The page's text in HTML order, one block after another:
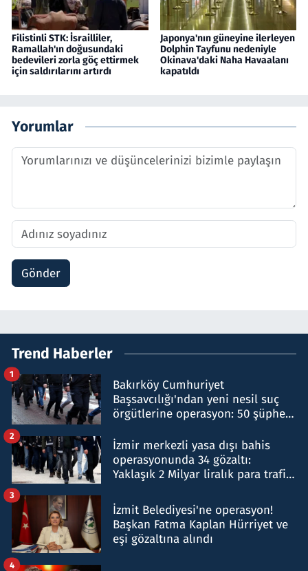
Filistinli STK: İsrailliler,
Ramallah'ın doğusundaki
bedevileri zorla göç ettirmek
için saldırılarını artırdı
Japonya'nın güneyine ilerleyen
Dolphin Tayfunu nedeniyle
Okinava'daki Naha Havaalanı
kapatıldı
Yorumlar
Gönder
Trend Haberler
Bakırköy Cumhuriyet
Başsavcılığı'ndan yeni nesil suç
örgütlerine operasyon: 50 şüpheli
1
İzmir merkezli yasa dışı bahis
operasyonunda 34 gözaltı:
Yaklaşık 2 Milyar liralık para trafiği
2
İzmit Belediyesi'ne operasyon!
Başkan Fatma Kaplan Hürriyet ve
eşi gözaltına alındı
3
4